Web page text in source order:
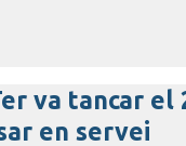
va tancar
en servei